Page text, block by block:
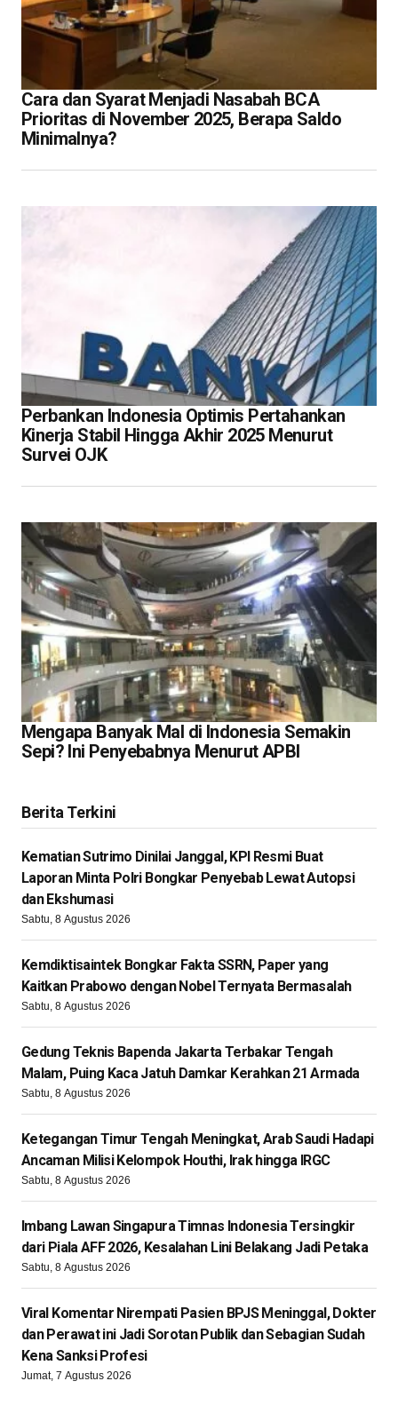
Cara dan Syarat Menjadi Nasabah BCA
Prioritas di November 2025, Berapa Saldo
Minimalnya?
Perbankan Indonesia Optimis Pertahankan
Kinerja Stabil Hingga Akhir 2025 Menurut
Survei OJK
Mengapa Banyak Mal di Indonesia Semakin
Sepi? Ini Penyebabnya Menurut APBI
Berita Terkini
Kematian Sutrimo Dinilai Janggal, KPI Resmi Buat
Laporan Minta Polri Bongkar Penyebab Lewat Autopsi
dan Ekshumasi
Sabtu, 8 Agustus 2026
Kemdiktisaintek Bongkar Fakta SSRN, Paper yang
Kaitkan Prabowo dengan Nobel Ternyata Bermasalah
Sabtu, 8 Agustus 2026
Gedung Teknis Bapenda Jakarta Terbakar Tengah
Malam, Puing Kaca Jatuh Damkar Kerahkan 21 Armada
Sabtu, 8 Agustus 2026
Ketegangan Timur Tengah Meningkat, Arab Saudi Hadapi
Ancaman Milisi Kelompok Houthi, Irak hingga IRGC
Sabtu, 8 Agustus 2026
Imbang Lawan Singapura Timnas Indonesia Tersingkir
dari Piala AFF 2026, Kesalahan Lini Belakang Jadi Petaka
Sabtu, 8 Agustus 2026
Viral Komentar Nirempati Pasien BPJS Meninggal, Dokter
dan Perawat ini Jadi Sorotan Publik dan Sebagian Sudah
Kena Sanksi Profesi
Jumat, 7 Agustus 2026